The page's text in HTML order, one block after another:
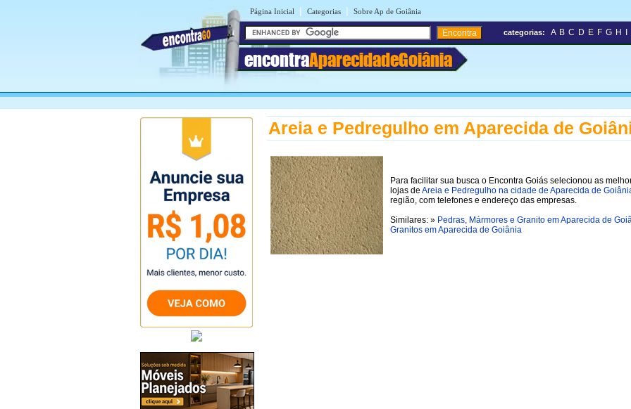
Página Inicial | Categorias | Sobre Ap de Goiânia
encontraAparecidadeGoiânia
categorias: A B C D E F G H
Areia e Pedregulho em Aparecida de
Para facilitar sua busca o Encontra Goiás selecionou as
lojas de Areia e Pedregulho na cidade de Aparecida de
região, com telefones e endereço das empresas.
Similares: » Pedras, Mármores e Granito em Aparecida de
Granitos em Aparecida de Goiânia